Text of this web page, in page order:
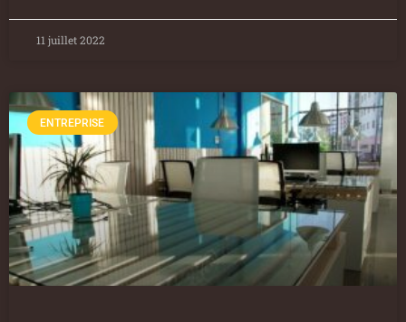
11 juillet 2022
ENTREPRISE